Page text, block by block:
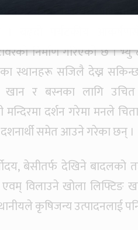
पर्यटकीय तीर्थस्थल
बढ्दो पर्यटकीय
निर्माण गरिएको छ ।
स्थानहरू सजिलै देख्न
खान र बस्नका लागि उचित
दर्शन गरेमा मनले
समेत आउने गरेका छन् ।
बेसीतर्फ देखिने
विलाउने खोला लिफ्टिङ
कृषिजन्य उत्पादनलाई